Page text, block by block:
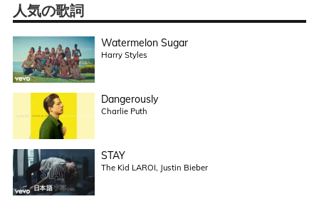
人気の歌詞
Watermelon Sugar
Harry Styles
Dangerously
Charlie Puth
STAY
The Kid LAROI, Justin Bieber